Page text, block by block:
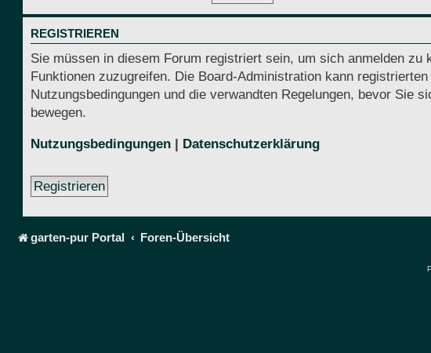
REGISTRIEREN
Sie müssen in diesem Forum registriert sein, um sich anmelden
Funktionen zuzugreifen. Die Board-Administration kann
Nutzungsbedingungen und die verwandten Regelungen, bevor Sie
bewegen.
Nutzungsbedingungen | Datenschutzerklärung
Registrieren
garten-pur Portal Foren-Übersicht